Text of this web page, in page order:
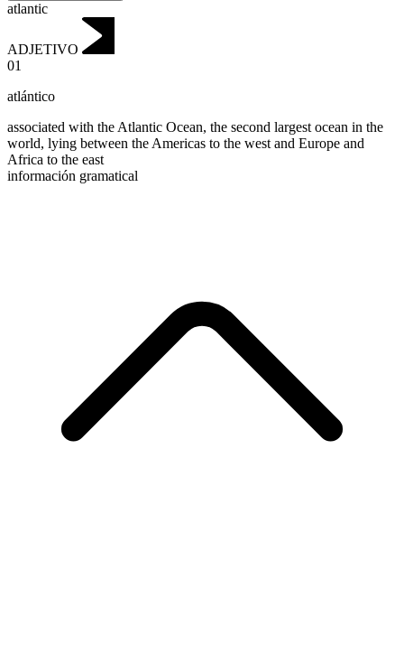
atlantic
ADJETIVO
01
atlántico
associated with the Atlantic Ocean, the second largest ocean in the
world, lying between the Americas to the west and Europe and
Africa to the east
información gramatical